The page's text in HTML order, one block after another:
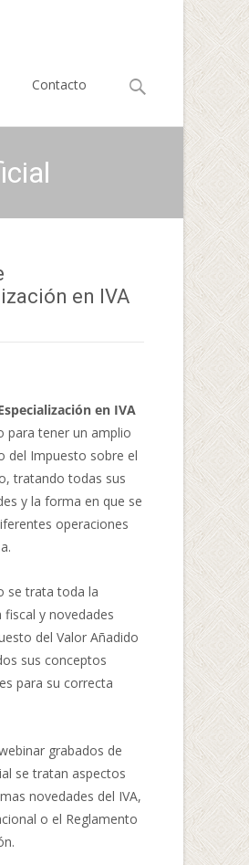
Contacto
Buscar
en IVA
en IVA
para tener un amplio
del Impuesto sobre el
tratando todas sus
y la forma en que se
operaciones
se trata toda la
y novedades
del Valor Añadido
sus conceptos
para su correcta
grabados de
se tratan aspectos
novedades del IVA,
o el Reglamento